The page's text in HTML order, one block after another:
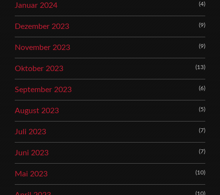
Januar 2024 (4)
Dezember 2023 (9)
November 2023 (9)
Oktober 2023 (13)
September 2023 (6)
August 2023 (5)
Juli 2023 (7)
Juni 2023 (7)
Mai 2023 (10)
(10)